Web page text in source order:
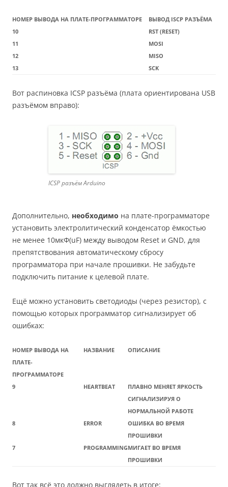
НОМЕР ВЫВОДА НА ПЛАТЕ-ПРОГРАММАТОРЕ
ВЫВОД ISCP РАЗЪЁМА
10
RST (RESET)
11
MOSI
12
MISO
13
SCK
Вот распиновка ICSP разъёма (плата ориентирована USB
разъёмом вправо):
ICSP разъём Arduino
Дополнительно, необходимо на плате-программаторе
установить электролитический конденсатор ёмкостью
не менее 10мкФ(uF) между выводом Reset и GND, для
препятствования автоматическому сбросу
программатора при начале прошивки. Не забудьте
подключить питание к целевой плате.
Ещё можно установить светодиоды (через резистор), с
помощью которых программатор сигнализирует об
ошибках:
НОМЕР ВЫВОДА НА
ПЛАТЕ-
ПРОГРАММАТОРЕ
НАЗВАНИЕ ОПИСАНИЕ
9 HEARTBEAT
ПЛАВНО МЕНЯЕТ ЯРКОСТЬ
СИГНАЛИЗИРУЯ О
НОРМАЛЬНОЙ РАБОТЕ
8
ERROR
ОШИБКА ВО ВРЕМЯ
ПРОШИВКИ
7
PROGRAMMINGМИГАЕТ ВО ВРЕМЯ
ПРОШИВКИ
Вот так всё это должно выглядеть в итоге: